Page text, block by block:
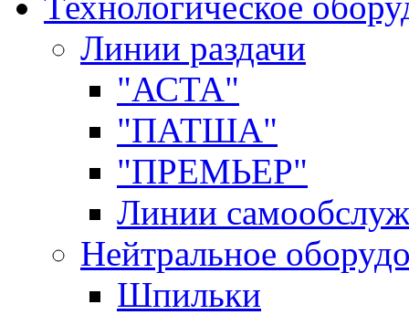
Линии раздачи
"АСТА"
"ПАТША"
"ПРЕМЬЕР"
Линии
Нейтральное
Шпильки